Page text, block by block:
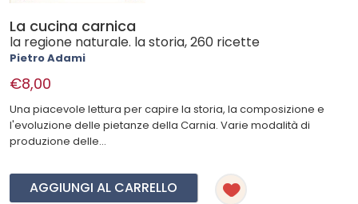
La cucina carnica
la regione naturale. la storia, 260 ricette
Pietro Adami
€8,00
Una piacevole lettura per capire la storia, la composizione e
l'evoluzione delle pietanze della Carnia. Varie modalità di
produzione delle...
AGGIUNGI AL CARRELLO